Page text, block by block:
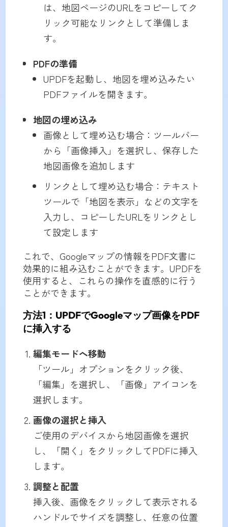
は、地図ページのURLをコピーしてク
リック可能なリンクとして準備しま
す。
PDFの準備
UPDFを起動し、地図を埋め込みたい
PDFファイルを開きます。
地図の埋め込み
画像として埋め込む場合：ツールバー
から「画像挿入」を選択し、保存した
地図画像を追加します
リンクとして埋め込む場合：テキスト
ツールで「地図を表示」などの文字を
入力し、コピーしたURLをリンクとし
て設定します
これで、Googleマップの情報をPDF文書に
効果的に組み込むことができます。UPDFを
使用すると、これらの操作を直感的に行う
ことができます。
方法1：UPDFでGoogleマップ画像をPDF
に挿入する
編集モードへ移動
「ツール」オプションをクリック後、
「編集」を選択し、「画像」アイコンを
選択します。
画像の選択と挿入
ご使用のデバイスから地図画像を選択
し、「開く」をクリックしてPDFに挿入
します。
調整と配置
挿入後、画像をクリックして表示される
ハンドルでサイズを調整し、任意の位置